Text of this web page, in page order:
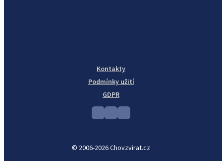
© 2006-2026 Chovzvirat.cz
Kontakty
Podmínky užití
GDPR